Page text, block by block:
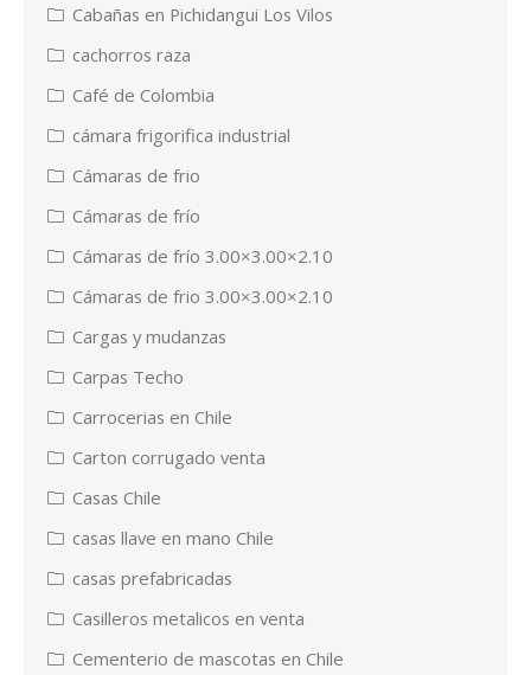
Cabañas en Pichidangui Los Vilos
cachorros raza
Café de Colombia
cámara frigorifica industrial
Cámaras de frio
Cámaras de frío
Cámaras de frío 3.00×3.00×2.10
Cámaras de frio 3.00×3.00×2.10
Cargas y mudanzas
Carpas Techo
Carrocerias en Chile
Carton corrugado venta
Casas Chile
casas llave en mano Chile
casas prefabricadas
Casilleros metalicos en venta
Cementerio de mascotas en Chile